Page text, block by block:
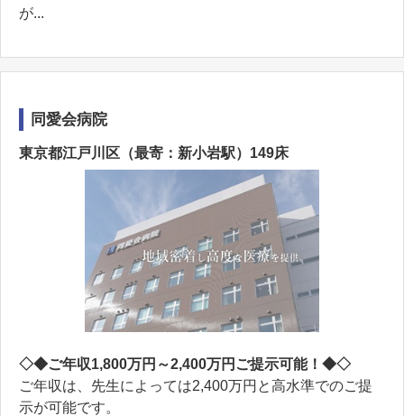
が...
同愛会病院
東京都江戸川区（最寄：新小岩駅）149床
◇◆ご年収1,800万円～2,400万円ご提示可能！◆◇
ご年収は、先生によっては2,400万円と高水準でのご提
示が可能です。